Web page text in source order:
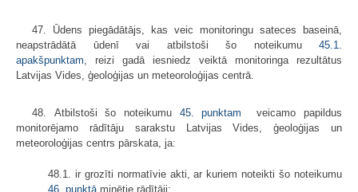
47. Ūdens piegādātājs, kas veic monitoringu sateces baseinā,
neapstrādātā ūdenī vai atbilstoši šo noteikumu 45.1.
apakšpunktam, reizi gadā iesniedz veiktā monitoringa rezultātus
Latvijas Vides, ģeoloģijas un meteoroloģijas centrā.
48. Atbilstoši šo noteikumu 45. punktam veicamo papildus
monitorējamo rādītāju sarakstu Latvijas Vides, ģeoloģijas un
meteoroloģijas centrs pārskata, ja:
48.1. ir grozīti normatīvie akti, ar kuriem noteikti šo noteikumu
46. punktāminētie rādītāji;